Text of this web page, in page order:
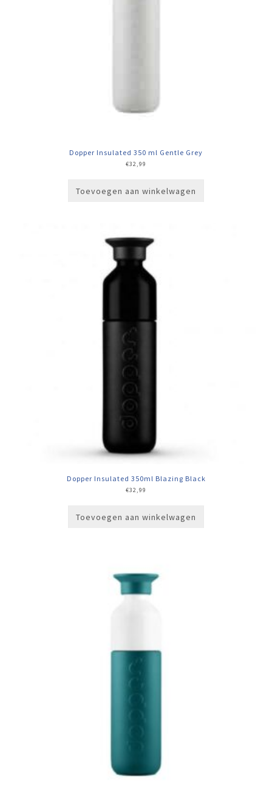
Dopper Insulated 350 ml Gentle Grey
€32,99
Toevoegen aan winkelwagen
Dopper Insulated 350ml Blazing Black
€32,99
Toevoegen aan winkelwagen